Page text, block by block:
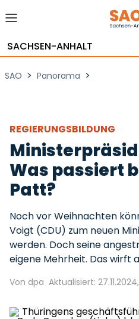
SACHSEN-ANHALT
SAO > Panorama >
REGIERUNGSBILDUNG
Was passiert
Patt?
Noch vor Weihnachten
Voigt (CDU) zum neuen
werden. Doch seine
eigene Mehrheit. Das wirft
Von dpa Aktualisiert: